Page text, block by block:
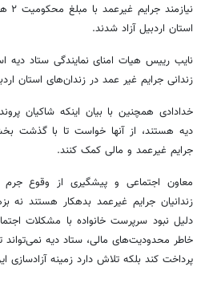
استان اردبیل آزاد شدند.
زندانی جرایم غیر عمد در زندان‌های استان
خدادادی همچنین با بیان اینکه شاکیان
دیه هستند، از آنها خواست تا با گذشت
جرایم غیرعمد و مالی کمک کنند.
معاون اجتماعی و پیشگیری از وقوع جرم
زندانیان جرایم غیرعمد بدهکار هستند نه
دلیل نبود سرپرست خانواده با مشکلات
خاطر محدودیت‌های مالی، ستاد دیه نمی‌تواند
پرداخت کند بلکه تلاش دارد زمینه آزادسازی